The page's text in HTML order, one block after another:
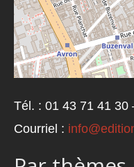
Tél. : 01 43 71 41 30
Courriel :